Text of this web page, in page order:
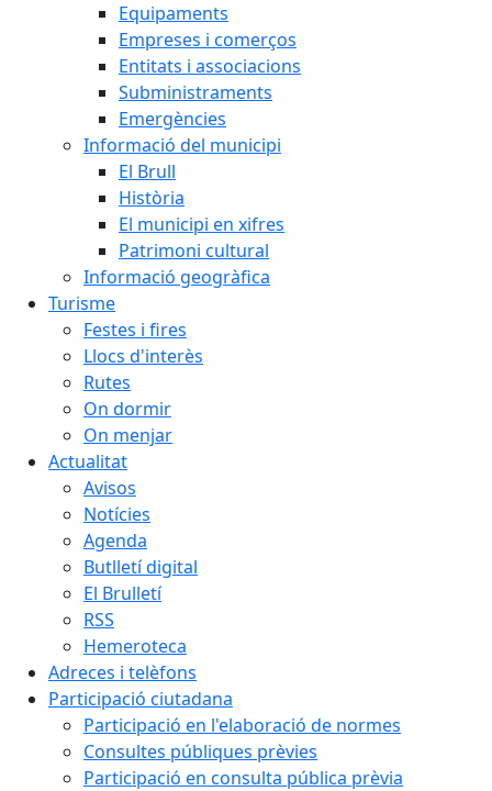
Equipaments
Empreses i comerços
Entitats i associacions
Subministraments
Emergències
Informació del municipi
El Brull
Història
El municipi en xifres
Patrimoni cultural
Informació geogràfica
Turisme
Festes i fires
Llocs d'interès
Rutes
On dormir
On menjar
Actualitat
Avisos
Notícies
Agenda
Butlletí digital
El Brulletí
RSS
Hemeroteca
Adreces i telèfons
Participació ciutadana
Participació en l'elaboració de normes
Consultes públiques prèvies
Participació en consulta pública prèvia